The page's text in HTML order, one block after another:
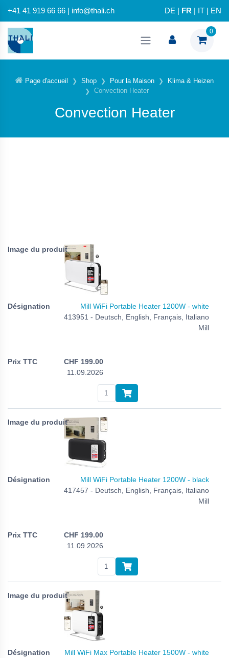
+41 41 919 66 66 | info@thali.ch DE FR IT EN
0
Page d'accueil Shop Pour la Maison
Klima & Heizen
Convection Heater
Convection Heater
Mill WiFi Portable Heater 1200W - white
413951 - Deutsch, English, Français, Italiano
Mill
CHF 199.00
11.09.2026
Mill WiFi Portable Heater 1200W - black
417457 - Deutsch, English, Français, Italiano
Mill
CHF 199.00
11.09.2026
Mill WiFi Max Portable Heater 1500W - white